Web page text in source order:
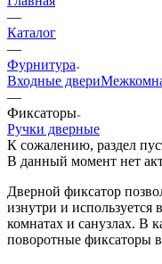
—
Каталог
—
Фурнитура
Входные двери
—
Фиксаторы
Ручки дверные
К сожалению, раздел
В данный момент нет
Дверной фиксатор
изнутри и используется
комнатах и санузлах. В
поворотные фиксаторы